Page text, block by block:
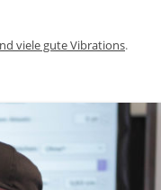
viele gute Vibrations.